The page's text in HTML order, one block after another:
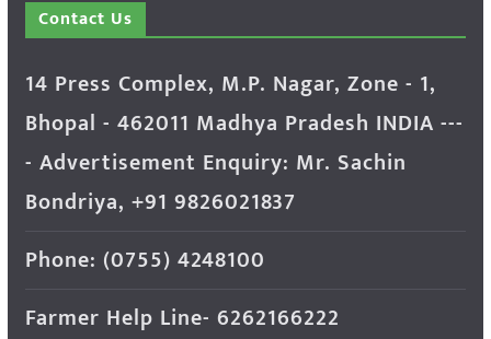
Contact Us
14 Press Complex, M.P. Nagar, Zone - 1,
Bhopal - 462011 Madhya Pradesh INDIA ---
- Advertisement Enquiry: Mr. Sachin
Bondriya, +91 9826021837
Phone: (0755) 4248100
Farmer Help Line- 6262166222